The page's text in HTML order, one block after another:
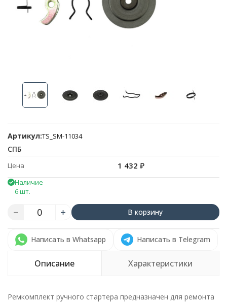
Артикул:TS_SM-11034
СПБ
Цена 1 432 ₽
Наличие
6 шт.
В корзину
Написать в Whatsapp Написать в Telegram
Описание Характеристики
Ремкомплект ручного стартера предназначен для ремонта